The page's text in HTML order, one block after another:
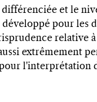
différenciée et le
pour les
relative
extrêmement
l'interprétation